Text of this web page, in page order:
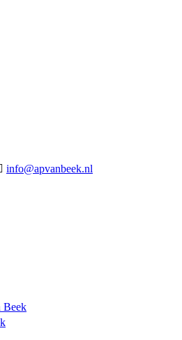
info@apvanbeek.nl
Beek